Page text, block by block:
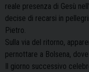
reale presenza di Gesù
decise di recarsi in
Pietro.
Sulla via del ritorno,
pernottare a Bolsena,
Il giorno successivo